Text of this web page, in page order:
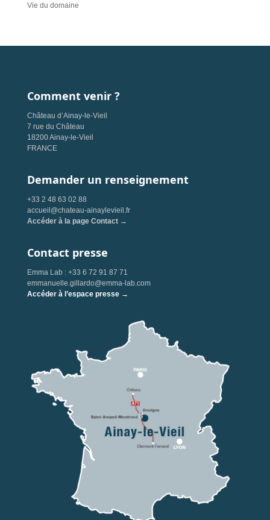
Vie du domaine
Comment venir ?
Château d’Ainay-le-Vieil
7 rue du Château
18200 Ainay-le-Vieil
FRANCE
Demander un renseignement
+33 2 48 63 02 88
accueil@chateau-ainaylevieil.fr
Accéder à la page Contact →
Contact presse
Emma Lab : +33 6 72 91 87 71
emmanuelle.gillardo@emma-lab.com
Accéder à l’espace presse →